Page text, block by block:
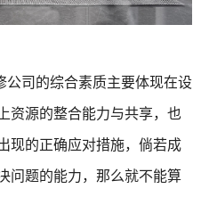
公司的综合素质主要体现在设
资源的整合能力与共享，也
现的正确应对措施，倘若成
问题的能力，那么就不能算